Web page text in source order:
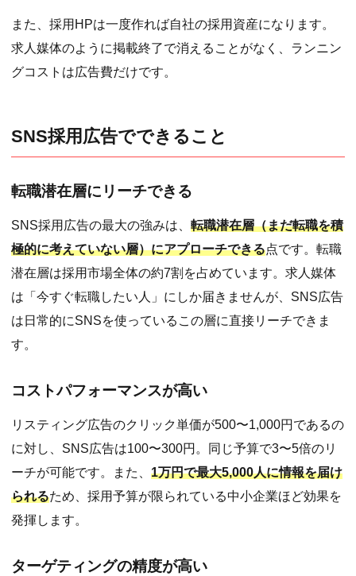
また、採用HPは一度作れば自社の採用資産になります。
求人媒体のように掲載終了で消えることがなく、ランニン
グコストは広告費だけです。
SNS採用広告でできること
転職潜在層にリーチできる
SNS採用広告の最大の強みは、 転職潜在層（まだ転職を積
極的に考えていない層）にアプローチできる点です。転職
潜在層は採用市場全体の約7割を占めています。求人媒体
は「今すぐ転職したい人」にしか届きませんが、SNS広告
は日常的にSNSを使っているこの層に直接リーチできま
す。
コストパフォーマンスが高い
リスティング広告のクリック単価が500〜1,000円であるの
に対し、SNS広告は100〜300円。同じ予算で3〜5倍のリ
ーチが可能です。また、 1万円で最大5,000人に情報を届け
られるため、採用予算が限られている中小企業ほど効果を
発揮します。
ターゲティングの精度が高い